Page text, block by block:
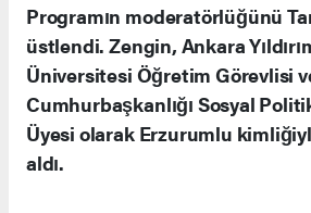
Programın moderatörlüğünü
üstlendi. Zengin, Ankara
Üniversitesi Öğretim Görevlisi
Cumhurbaşkanlığı Sosyal
Üyesi olarak Erzurumlu
aldı.